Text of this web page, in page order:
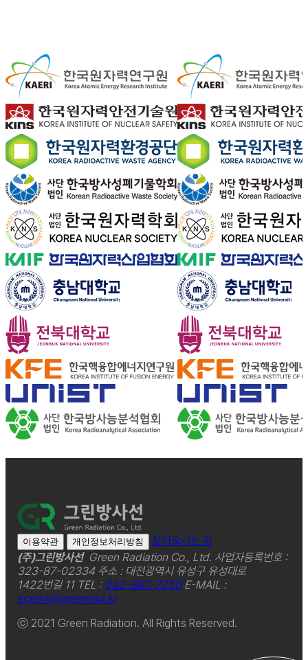
이용약관 개인정보처리방침
찾아오시는 길
(주)그린방사선Green Radiation Co., Ltd. 사업자등록번호 :
323-87-02334 주소 : 대전광역시 유성구 유성대로
1422번길 11 TEL : 042-867-7250 E-MAIL :
scpark@greenrad.kr
ⓒ 2021 Green Radiation. All Rights Reserved.